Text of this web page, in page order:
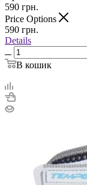
590 грн.
Price Options
590 грн.
Details
В кошик